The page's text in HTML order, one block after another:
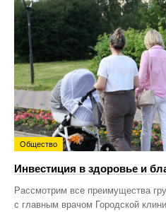
Общество
Инвестиция в здоровье и
Рассмотрим все преимущества
с главным врачом Городской